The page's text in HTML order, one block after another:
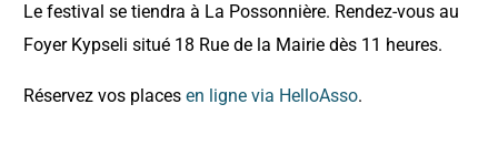
Le festival se tiendra à La Possonnière. Rendez-vous au
Foyer Kypseli situé 18 Rue de la Mairie dès 11 heures.
Réservez vos placesen ligne via HelloAsso.